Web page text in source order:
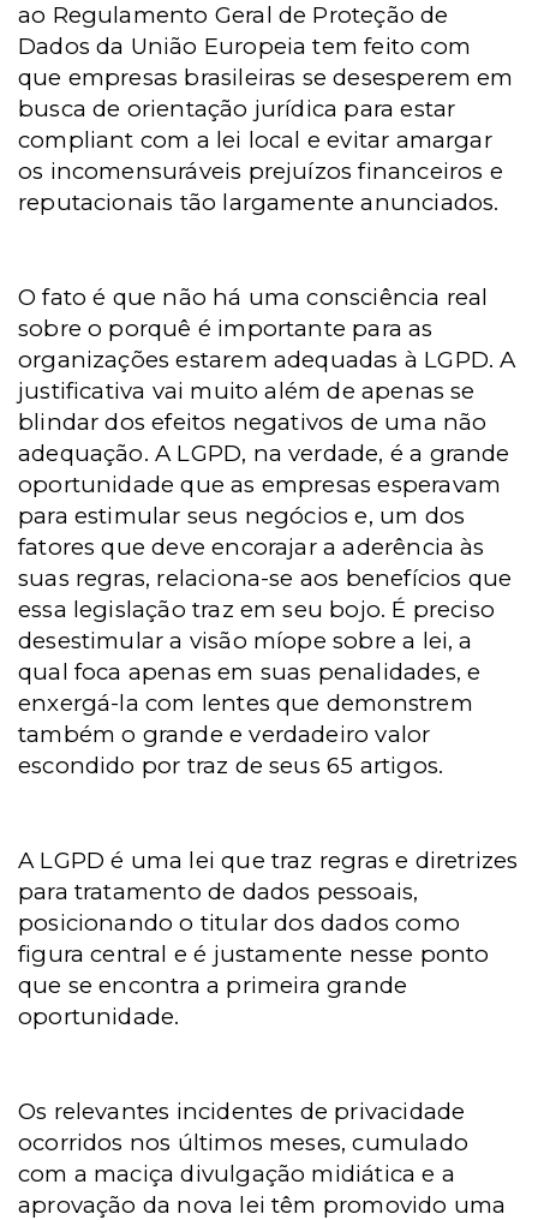
ao Regulamento Geral de Proteção de
Dados da União Europeia tem feito com
que empresas brasileiras se desesperem em
busca de orientação jurídica para estar
compliant com a lei local e evitar amargar
os incomensuráveis prejuízos financeiros e
reputacionais tão largamente anunciados.
O fato é que não há uma consciência real
sobre o porquê é importante para as
organizações estarem adequadas à LGPD. A
justificativa vai muito além de apenas se
blindar dos efeitos negativos de uma não
adequação. A LGPD, na verdade, é a grande
oportunidade que as empresas esperavam
para estimular seus negócios e, um dos
fatores que deve encorajar a aderência às
suas regras, relaciona-se aos benefícios que
essa legislação traz em seu bojo. É preciso
desestimular a visão míope sobre a lei, a
qual foca apenas em suas penalidades, e
enxergá-la com lentes que demonstrem
também o grande e verdadeiro valor
escondido por traz de seus 65 artigos.
A LGPD é uma lei que traz regras e diretrizes
para tratamento de dados pessoais,
posicionando o titular dos dados como
figura central e é justamente nesse ponto
que se encontra a primeira grande
oportunidade.
Os relevantes incidentes de privacidade
ocorridos nos últimos meses, cumulado
com a maciça divulgação midiática e a
aprovação da nova lei têm promovido uma